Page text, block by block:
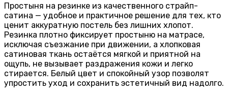
Простыня на резинке из качественного страйп-
сатина — удобное и практичное решение для тех, кто
ценит аккуратную постель без лишних хлопот.
Резинка плотно фиксирует простыню на матрасе,
исключая съезжание при движении, а хлопковая
сатиновая ткань остаётся мягкой и приятной на
ощупь, не вызывает раздражения кожи и легко
стирается. Белый цвет и спокойный узор позволят
упростить уход и сохранить эстетичный вид надолго.